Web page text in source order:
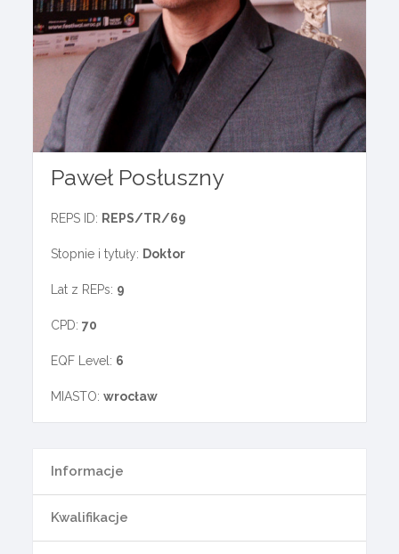
Paweł Posłuszny
REPS ID: REPS/TR/69
Stopnie i tytuły: Doktor
Lat z REPs: 9
CPD:70
EQF Level: 6
MIASTO:wrocław
Informacje
Kwalifikacje